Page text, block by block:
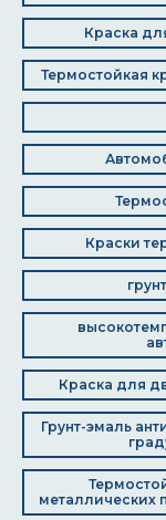
Краска
Термостойкая
Краски
Краска для
Грунт-эмаль
металлических